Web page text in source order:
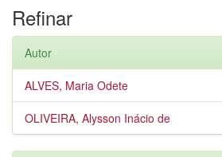
Refinar
Autor
ALVES, Maria Odete
OLIVEIRA, Alysson Inácio de